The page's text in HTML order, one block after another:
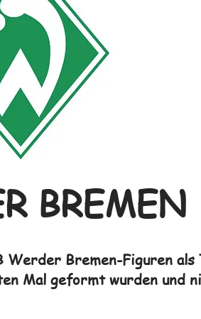
BREMEN
Bremen-Figuren
Mal geformt wurden und